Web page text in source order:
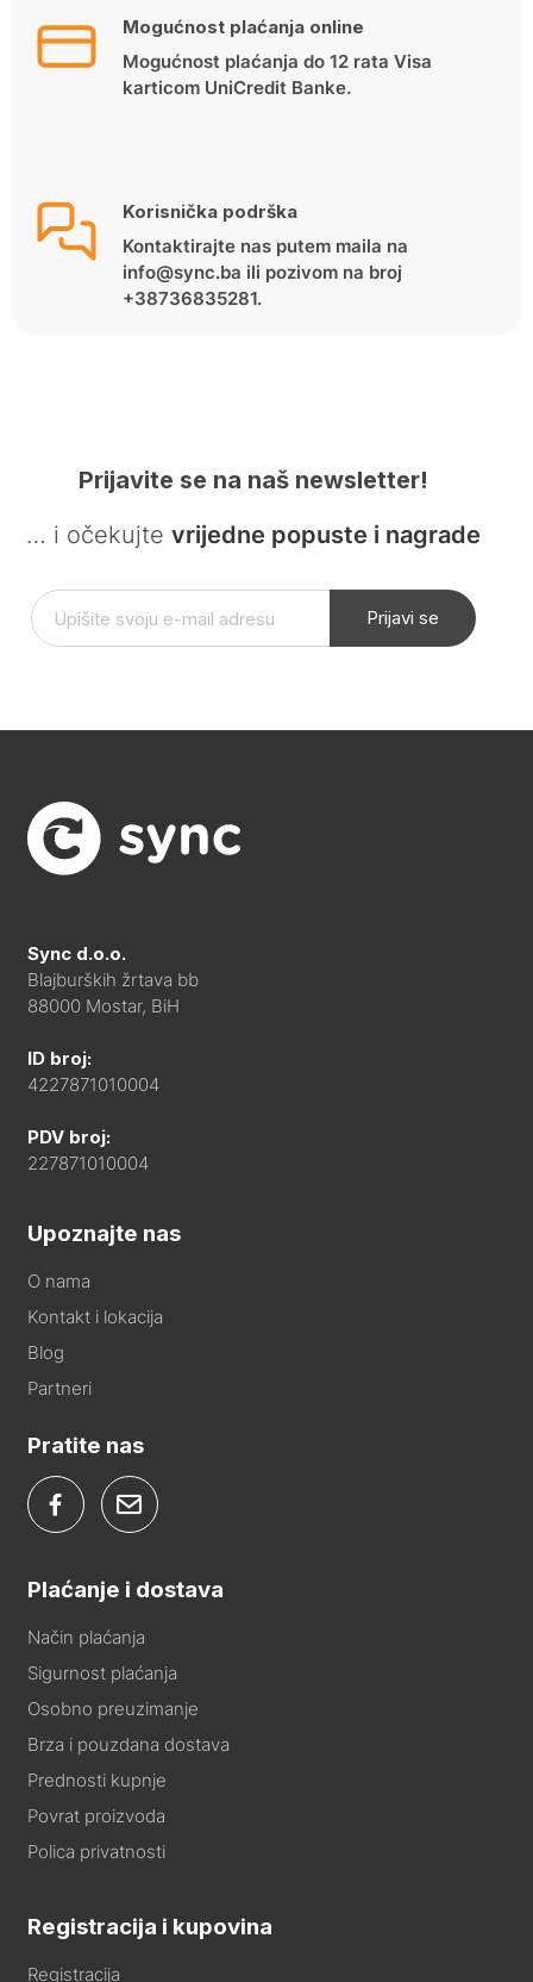
Mogućnost plaćanja online
Mogućnost plaćanja do 12 rata Visa
karticom UniCredit Banke.
Korisnička podrška
Kontaktirajte nas putem maila na
info@sync.ba ili pozivom na broj
+38736835281.
Prijavite se na naš newsletter!
… i očekujte vrijedne popuste i nagrade
Prijavi se
Sync d.o.o.
Blajburških žrtava bb
88000 Mostar, BiH
ID broj:
4227871010004
PDV broj:
227871010004
Upoznajte nas
O nama
Kontakt i lokacija
Blog
Partneri
Pratite nas
Plaćanje i dostava
Način plaćanja
Sigurnost plaćanja
Osobno preuzimanje
Brza i pouzdana dostava
Prednosti kupnje
Povrat proizvoda
Polica privatnosti
Registracija i kupovina
Registracija